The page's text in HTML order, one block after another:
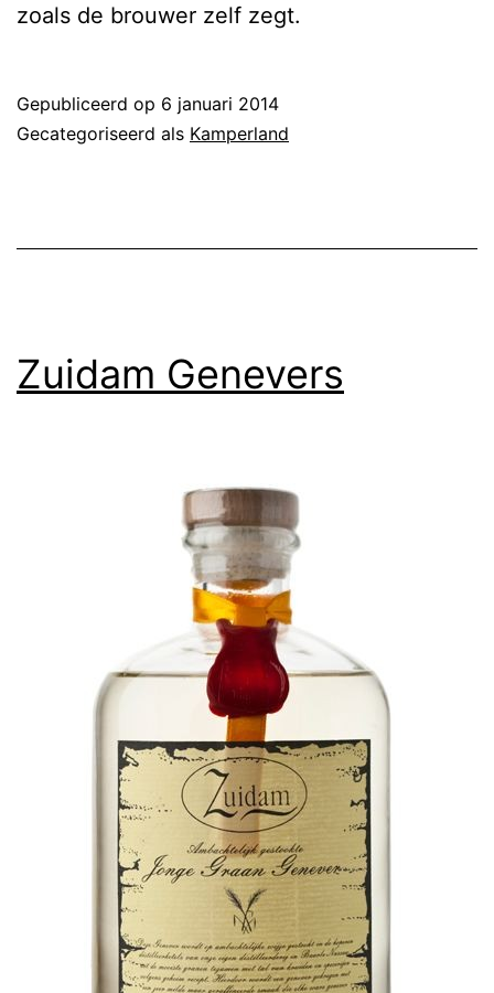
zoals de brouwer zelf zegt.
Gepubliceerd op 6 januari 2014
Gecategoriseerd als Kamperland
Zuidam Genevers